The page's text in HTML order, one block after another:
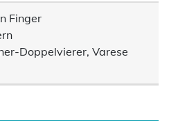
Finger
Doppelvierer, Varese